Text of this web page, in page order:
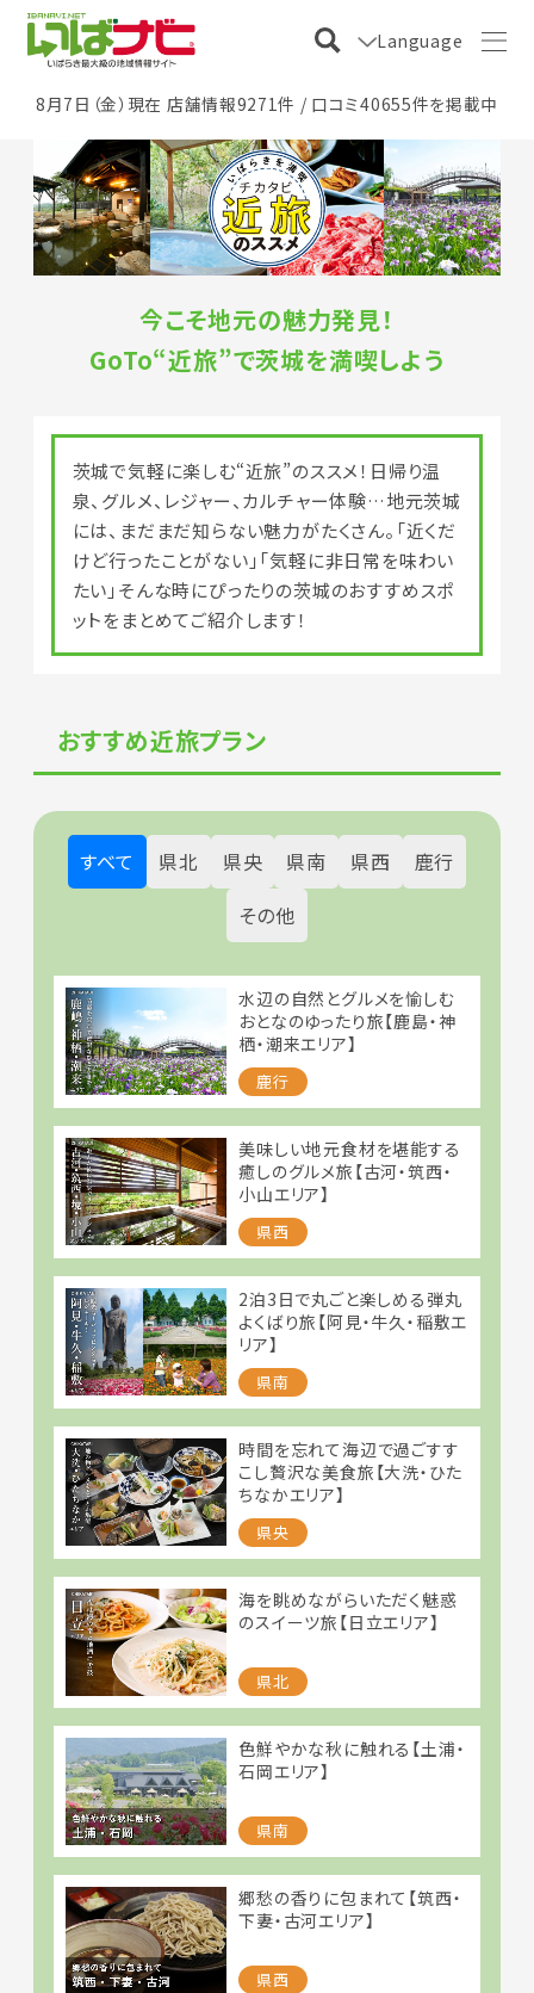
Language
8月7日（金）現在 店舗情報9271件 / 口コミ40655件を掲載中
今こそ地元の魅力発見！
GoTo“近旅”で茨城を満喫しよう
茨城で気軽に楽しむ“近旅”のススメ！日帰り温
泉、グルメ、レジャー、カルチャー体験…地元茨城
には、まだまだ知らない魅力がたくさん。「近くだ
けど行ったことがない」「気軽に非日常を味わい
たい」そんな時にぴったりの茨城のおすすめスポ
ットをまとめてご紹介します！
おすすめ近旅プラン
すべて 県北 県央 県南 県西
鹿行
その他
水辺の自然とグルメを愉しむ
おとなのゆったり旅【鹿島・神
栖・潮来エリア】
鹿行
美味しい地元食材を堪能する
癒しのグルメ旅【古河・筑西・
小山エリア】
県西
2泊3日で丸ごと楽しめる弾丸
よくばり旅【阿見・牛久・稲敷エ
リア】
県南
時間を忘れて海辺で過ごすす
こし贅沢な美食旅【大洗・ひた
ちなかエリア】
県央
海を眺めながらいただく魅惑
のスイーツ旅【日立エリア】
県北
色鮮やかな秋に触れる【土浦・
石岡エリア】
県南
郷愁の香りに包まれて【筑西・
下妻・古河エリア】
県西